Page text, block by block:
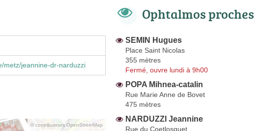
metz/jeannine-dr-narduzzi
© contributeurs OpenStreetMap
Ophtalmos proches
SEMIN Hugues
Place Saint Nicolas
355 mètres
Fermé, ouvre lundi à 9h00
POPA Mihnea-catalin
Rue Marie Anne de Bovet
475 mètres
NARDUZZI Jeannine
Rue du Coetlosquet